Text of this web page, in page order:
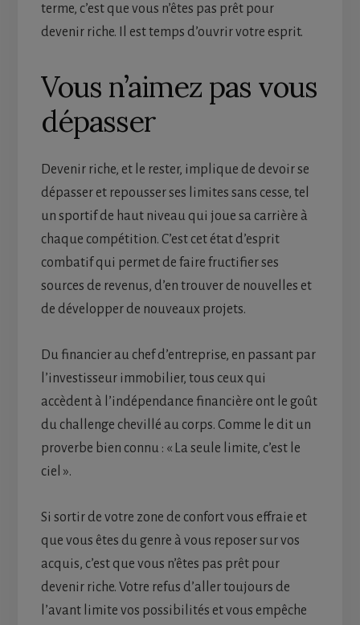
terme, c’est que vous n’êtes pas prêt pour
devenir riche. Il est temps d’ouvrir votre esprit.
Vous n’aimez pas vous
dépasser
Devenir riche, et le rester, implique de devoir se
dépasser et repousser ses limites sans cesse, tel
un sportif de haut niveau qui joue sa carrière à
chaque compétition. C’est cet état d’esprit
combatif qui permet de faire fructifier ses
sources de revenus, d’en trouver de nouvelles et
de développer de nouveaux projets.
Du financier au chef d’entreprise, en passant par
l’investisseur immobilier, tous ceux qui
accèdent à l’indépendance financière ont le goût
du challenge chevillé au corps. Comme le dit un
proverbe bien connu : « La seule limite, c’est le
ciel ».
Si sortir de votre zone de confort vous effraie et
que vous êtes du genre à vous reposer sur vos
acquis, c’est que vous n’êtes pas prêt pour
devenir riche. Votre refus d’aller toujours de
l’avant limite vos possibilités et vous empêche